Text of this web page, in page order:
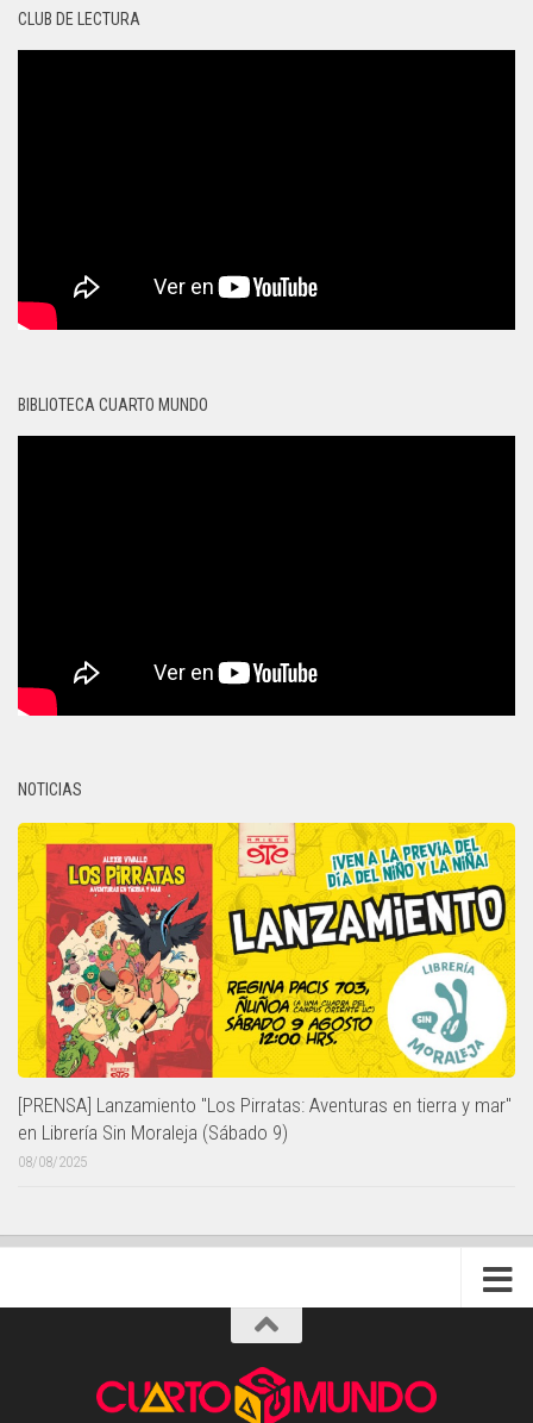
CLUB DE LECTURA
BIBLIOTECA CUARTO MUNDO
NOTICIAS
[PRENSA] Lanzamiento "Los Pirratas: Aventuras en tierra y mar"
en Librería Sin Moraleja (Sábado 9)
08/08/2025